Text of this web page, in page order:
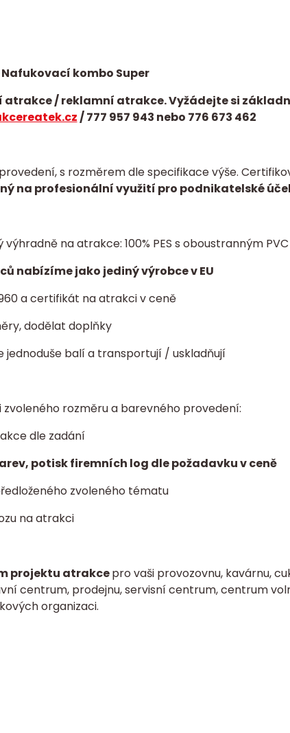
kombo Super
/ reklamní atrakce. Vyžádejte si
/777 957 943 nebo 776 673 462
s rozměrem dle specifikace výše.
na profesionální využití pro podnikatelské
na atrakce: 100% PES s oboustranným
nabízíme jako jediný výrobce v EU
a certifikát na atrakci v ceně
dodělat doplňky
balí a transportují / uskladňují
zvoleného rozměru a barevného provedení:
dle zadání
potisk firemních log dle požadavku v ceně
zvoleného tématu
na atrakci
projektu atrakcepro vaši provozovnu, kavárnu,
centrum, prodejnu, servisní centrum, centrum
organizaci.